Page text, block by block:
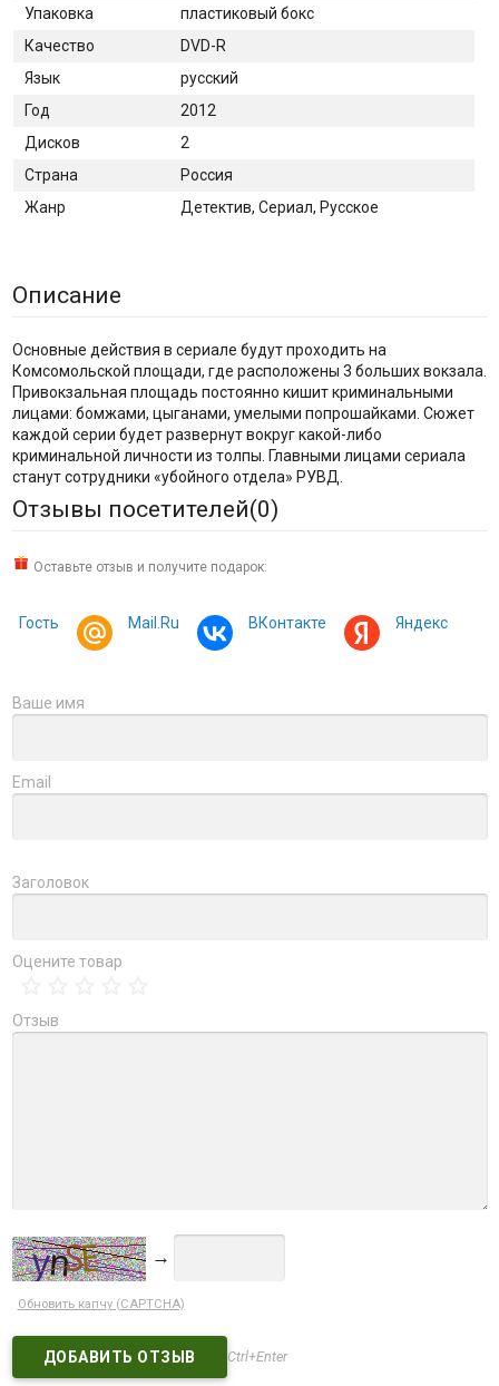
Упаковка
пластиковый бокс
Качество
DVD-R
Язык
русский
Год
2012
Дисков
2
Страна
Россия
Жанр
Детектив, Сериал, Русское
Описание
Основные действия в сериале будут проходить на
Комсомольской площади, где расположены 3 больших вокзала.
Привокзальная площадь постоянно кишит криминальными
лицами: бомжами, цыганами, умелыми попрошайками. Сюжет
каждой серии будет развернут вокруг какой-либо
криминальной личности из толпы. Главными лицами сериала
станут сотрудники «убойного отдела» РУВД.
Отзывы посетителей(0)
Оставьте отзыв и получите подарок:
Гость Mail.Ru ВКонтакте Яндекс
Ваше имя
Email
Заголовок
Оцените товар
Отзыв
→
Обновить капчу (CAPTCHA)
Ctrl+Enter